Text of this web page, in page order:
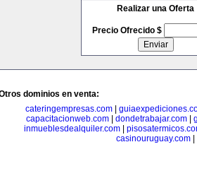
Realizar una Oferta
Precio Ofrecido $
dominios en venta:
cateringempresas.com|
capacitacionweb.com
dondetrabajar.com
inmueblesdealquiler.com|
casinouruguay.com